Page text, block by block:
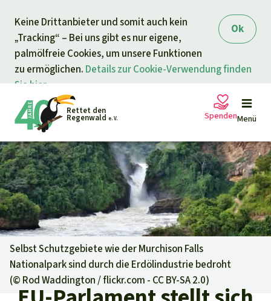
Ok
Keine Drittanbieter und somit auch kein
„Tracking“ – Bei uns gibt es nur eigene,
palmölfreie Cookies, um unsere Funktionen
zu ermöglichen. Details zur Cookie-Verwendung finden
Sie hier.
springen
Rettet den
Regenwald e. V. Menü
Petitionen
Projekte
Informieren
Aktuelles
Erfolge
Erfolge
Spenden
Ihre Spende hilft
Allgemeine Spende
Dringender Spendenaufruf
Regenwald-Urkunden
Selbst Schutzgebiete wie der Murchison Falls
Nationalpark sind durch die Erdölindustrie bedroht
(© Rod Waddington / flickr.com - CC BY-SA 2.0)